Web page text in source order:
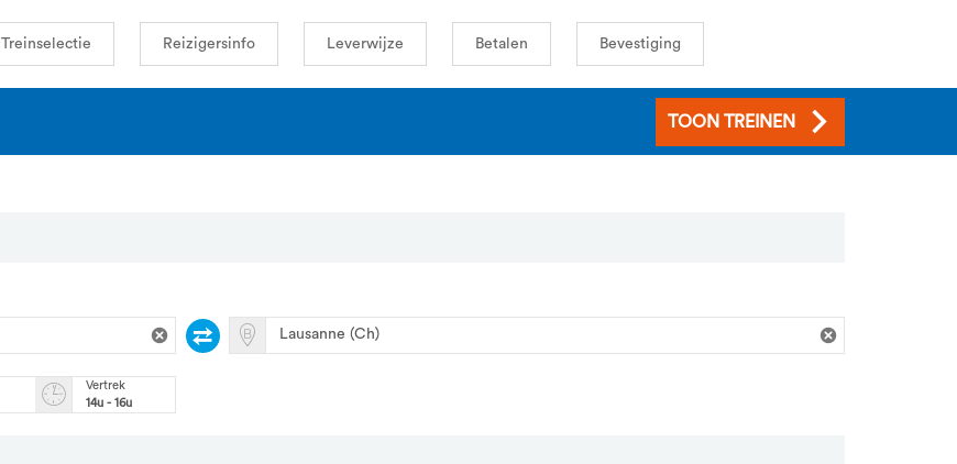
Treinselectie Reizigersinfo Leverwijze Betalen Bevestiging
TOON TREINEN
Vertrek
14u - 16u